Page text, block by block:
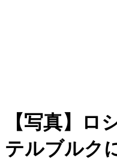
【写真】ロ
テルブルク